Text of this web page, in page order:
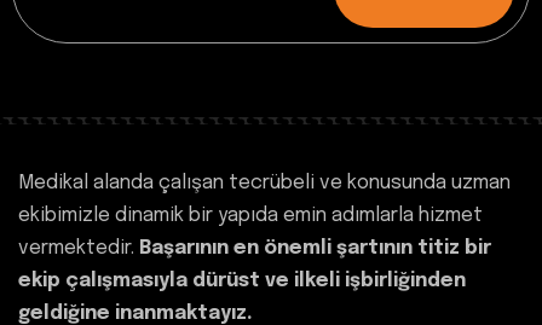
Medikal alanda çalışan tecrübeli ve konusunda uzman
ekibimizle dinamik bir yapıda emin adımlarla hizmet
vermektedir. Başarının en önemli şartının titiz bir
ekip çalışmasıyla dürüst ve ilkeli işbirliğinden
geldiğine inanmaktayız.